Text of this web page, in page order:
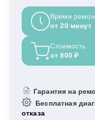
Время
от 20 минут
Стоимость
от 800 ₽
Гарантия на
Бесплатная
отказа